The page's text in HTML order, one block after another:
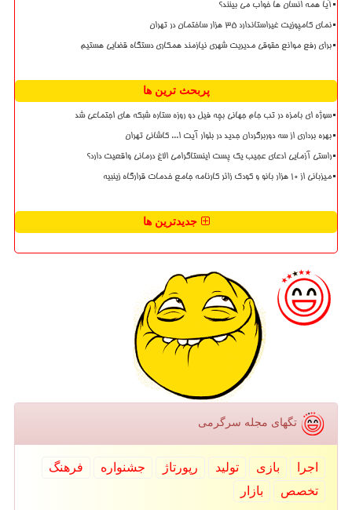
آیا همه انسان ها خواب می بینند؟
نمای کامپوزیت غیراستاندارد ۳۵ هزار ساختمان در تهران
برای رفع موانع حقوقی مدیریت شهری نیازمند همکاری دستگاه قضایی هستیم
پربحث ترین ها
سوژه ای بامزه در تب جام جهانی بچه فیل دو روزه ستاره شبکه های اجتماعی شد
بهره برداری از سه دوربرگردان جدید در بلوار آیت ا... کاشانی تهران
راستی آزمایی ادعای عجیب یک پست اینستاگرامی الاغ درمانی واقعیت دارد؟
میزبانی از ۱۰ هزار بانو و کودک زائر کارنامه جامع خدمات قرارگاه زینبیه
جدیدترین ها
تگهای مجله سرگرمی
اجرا بازی تولید رپورتاژ جشنواره
فرهنگ
تخصص
بازار